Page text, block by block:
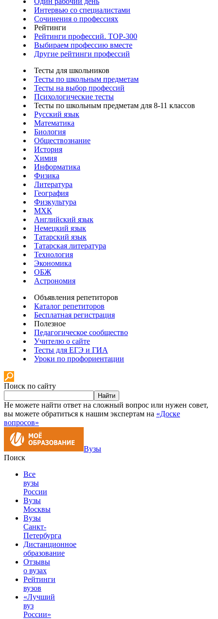
Интервью со специалистами
Сочинения о профессиях
Рейтинги
Рейтинги профессий. TOP-300
Выбираем профессию вместе
Другие рейтинги профессий
Тесты для школьников
Тесты по школьным предметам
Тесты на выбор профессий
Психологические тесты
Тесты по школьным предметам для 8-11 классов
Русский язык
Математика
Биология
Обществознание
История
Химия
Информатика
Физика
Литература
География
Физкультура
МХК
Английский язык
Немецкий язык
Татарский язык
Татарская литература
Технология
Экономика
ОБЖ
Астрономия
Объявления репетиторов
Каталог репетиторов
Бесплатная регистрация
Полезное
Педагогическое сообщество
Учителю о сайте
Тесты для ЕГЭ и ГИА
Уроки по профориентации
Поиск по сайту
Найти
Не можете найти ответ на сложный вопрос или нужен совет,
вы можете обратиться к нашим экспертам на «Доске
вопросов»
Вузы
Поиск
Все
вузы
России
Вузы
Москвы
Вузы
Санкт-
Петербурга
Дистанционное
образование
Отзывы
о вузах
Рейтинги
вузов
«Лучший
вуз
России»